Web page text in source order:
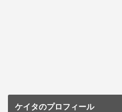
ケイタのプロフィール